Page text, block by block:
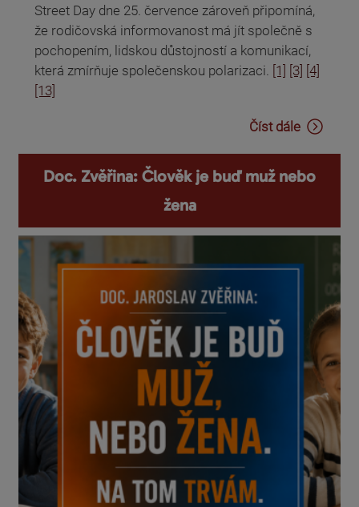
Street Day dne 25. července zároveň připomíná,
že rodičovská informovanost má jít společně s
pochopením, lidskou důstojností a komunikací,
která zmírňuje společenskou polarizaci. [1] [3] [4]
[13]
Číst dále
Doc. Zvěřina: Člověk je buď muž nebo
žena